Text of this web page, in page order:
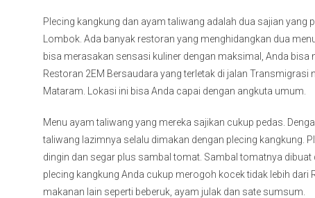
Plecing kangkung dan ayam taliwang adalah dua sajian yang
Lombok. Ada banyak restoran yang menghidangkan dua
bisa merasakan sensasi kuliner dengan maksimal, Anda bisa
Restoran 2EM Bersaudara yang terletak di jalan Transmigrasi
Mataram. Lokasi ini bisa Anda capai dengan angkuta umum.
Menu ayam taliwang yang mereka sajikan cukup pedas.
taliwang lazimnya selalu dimakan dengan plecing kangkung.
dingin dan segar plus sambal tomat. Sambal tomatnya
plecing kangkung Anda cukup merogoh kocek tidak lebih dari
makanan lain seperti beberuk, ayam julak dan sate sumsum.